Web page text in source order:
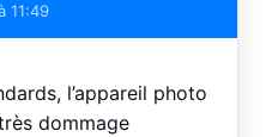
11:49
l’appareil photo
dommage